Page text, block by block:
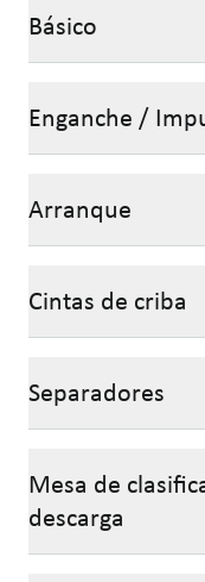
Básico
Enganche /
Arranque
Cintas de criba
Separadores
Mesa de
descarga